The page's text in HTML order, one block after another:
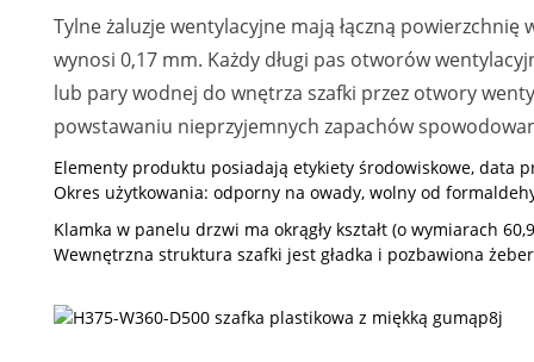
Tylne żaluzje wentylacyjne mają łączną
wynosi 0,17 mm. Każdy długi pas otworów
lub pary wodnej do wnętrza szafki przez otwory
powstawaniu nieprzyjemnych zapachów
Elementy produktu posiadają etykiety środowiskowe, data
Okres użytkowania: odporny na owady, wolny od
Klamka w panelu drzwi ma okrągły kształt (o wymiarach
Wewnętrzna struktura szafki jest gładka i pozbawiona